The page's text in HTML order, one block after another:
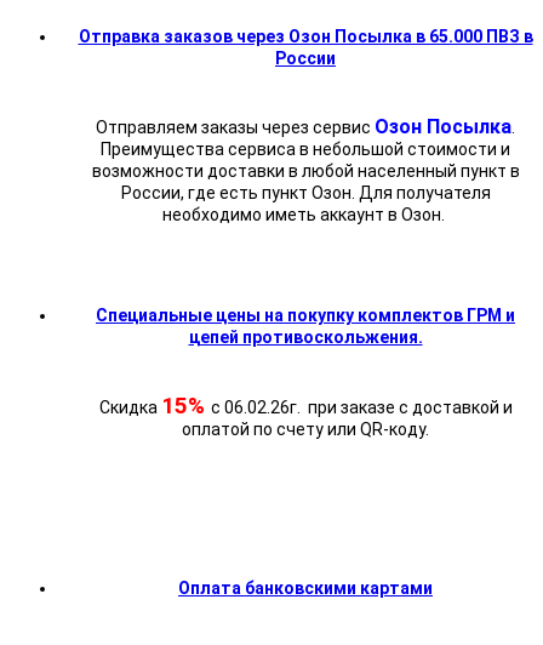
Отправка заказов через Озон Посылка в 65.000 ПВЗ в
России
Отправляем заказы через сервис Озон Посылка
Преимущества сервиса в небольшой стоимости и
возможности доставки в любой населенный пункт в
России, где есть пункт Озон. Для получателя
необходимо иметь аккаунт в Озон.
Специальные цены на покупку комплектов ГРМ и
цепей противоскольжения.
Скидка 15% с 06.02.26г. при заказе с доставкой и
оплатой по счету или QR-коду.
Оплата банковскими картами